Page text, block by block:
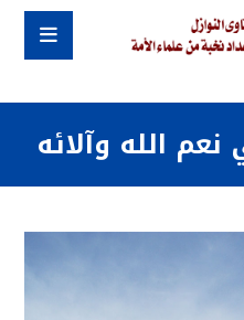
الله وآلائه